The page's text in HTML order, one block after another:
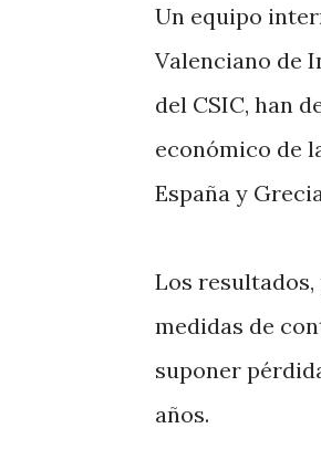
Un equipo
Valenciano de
del CSIC, han
económico de
España y
Los resultados,
medidas de
suponer
años.